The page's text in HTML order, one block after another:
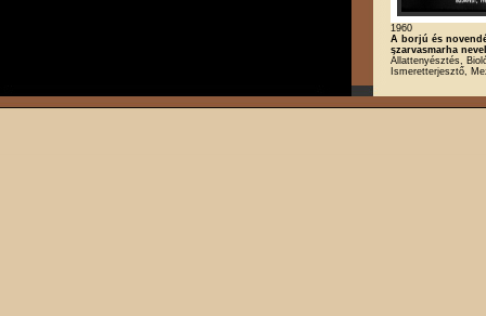
1960
A borjú és
szarvasmarha
Állattenyésztés,
Ismeretterjesztő,